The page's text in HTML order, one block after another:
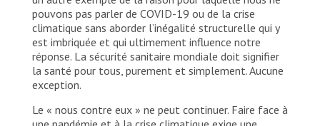
pouvons pas parler de COVID-19 ou de la crise
climatique sans aborder l’inégalité structurelle qui y
est imbriquée et qui ultimement influence notre
réponse. La sécurité sanitaire mondiale doit signifier
la santé pour tous, purement et simplement. Aucune
exception.
Le « nous contre eux » ne peut continuer. Faire face à